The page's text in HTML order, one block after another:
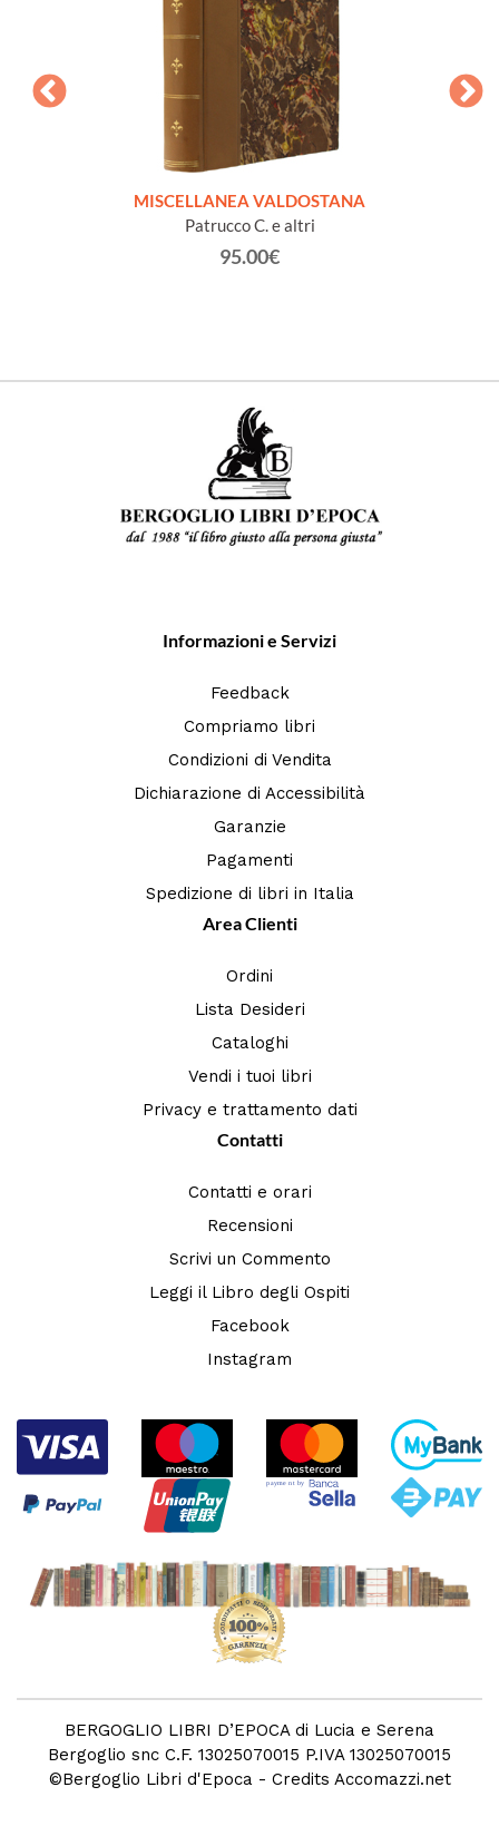
MISCELLANEA VALDOSTANA
Patrucco C. e altri
95.00€
Informazioni e Servizi
Feedback
Compriamo libri
Condizioni di Vendita
Dichiarazione di Accessibilità
Garanzie
Pagamenti
Spedizione di libri in Italia
Area Clienti
Ordini
Lista Desideri
Cataloghi
Vendi i tuoi libri
Privacy e trattamento dati
Contatti
Contatti e orari
Recensioni
Scrivi un Commento
Leggi il Libro degli Ospiti
Facebook
Instagram
BERGOGLIO LIBRI D’EPOCA di Lucia e Serena
Bergoglio snc C.F. 13025070015 P.IVA 13025070015
©Bergoglio Libri d'Epoca - Credits Accomazzi.net